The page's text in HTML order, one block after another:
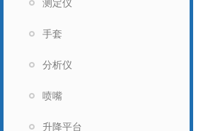
测定仪
手套
分析仪
喷嘴
升降平台